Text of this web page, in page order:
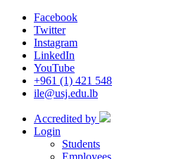
Facebook
Twitter
Instagram
LinkedIn
YouTube
+961 (1) 421 548
ile@usj.edu.lb
Accredited by
Login
Students
Employees